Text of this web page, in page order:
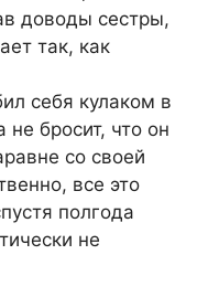
доводы сестры,
так, как
себя кулаком в
не бросит, что он
со своей
все это
полгода
не